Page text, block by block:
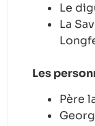
Le
La
Les
Père